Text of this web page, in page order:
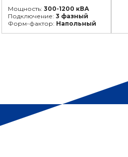
Мощность: 300-1200 кВА
Подключение: 3 фазный
Форм-фактор: Напольный